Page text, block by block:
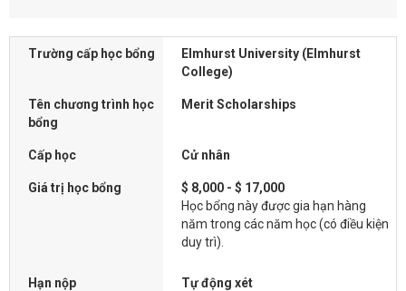
Trường cấp học bổng
Elmhurst University (Elmhurst
College)
Tên chương trình học
bổng
Merit Scholarships
Cấp học Cử nhân
Giá trị học bổng
$ 8,000 - $ 17,000
Học bổng này được gia hạn hàng
năm trong các năm học (có điều kiện
duy trì).
Hạn nộp Tự động xét